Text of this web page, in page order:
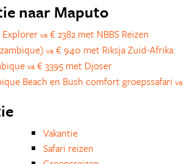
naar Maputo
va € 2382 met NBBS Reizen
va € 940 met Riksja Zuid-Afrika
va € 3395 met Djoser
Beach en Bush comfort groepssafari va
Vakantie
Safari reizen